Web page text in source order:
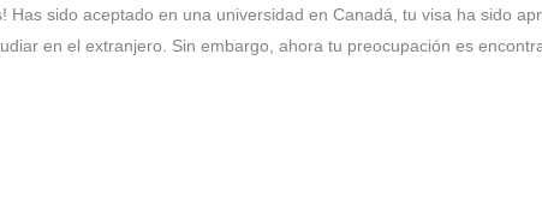
Has sido aceptado en una universidad en Canadá, tu visa ha sido
en el extranjero. Sin embargo, ahora tu preocupación es